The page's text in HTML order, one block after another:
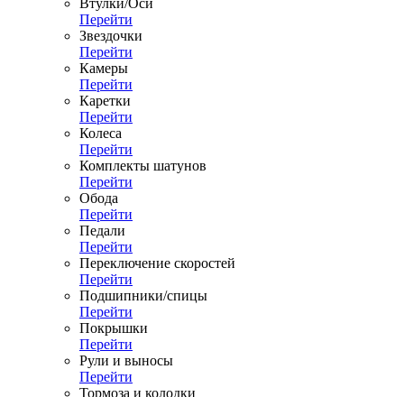
Втулки/Оси
Перейти
Звездочки
Перейти
Камеры
Перейти
Каретки
Перейти
Колеса
Перейти
Комплекты шатунов
Перейти
Обода
Перейти
Педали
Перейти
Переключение скоростей
Перейти
Подшипники/спицы
Перейти
Покрышки
Перейти
Рули и выносы
Перейти
Тормоза и колодки